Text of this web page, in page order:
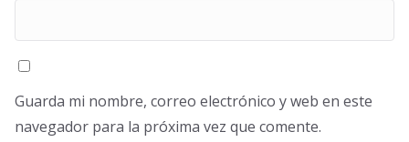
Guarda mi nombre, correo electrónico y web en este
navegador para la próxima vez que comente.